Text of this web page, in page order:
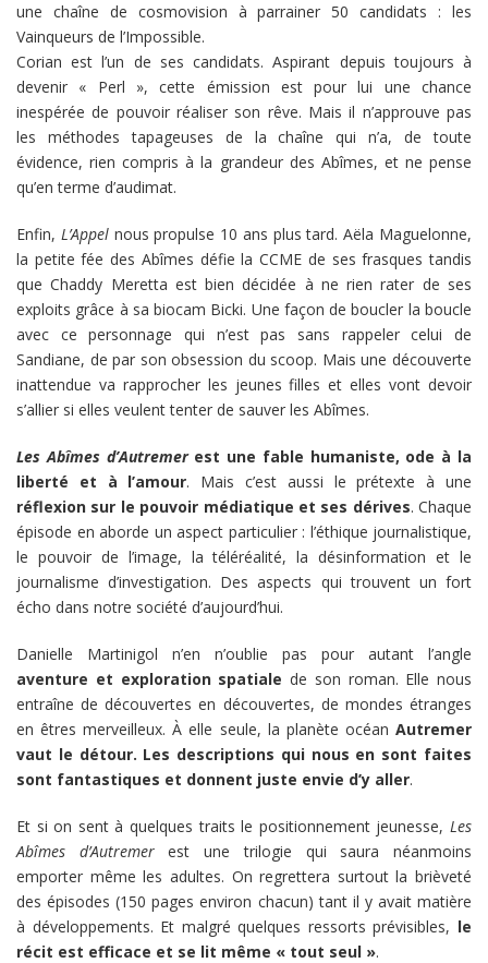
une chaîne de cosmovision à parrainer 50 candidats : les
Vainqueurs de l’Impossible.
Corian est l’un de ses candidats. Aspirant depuis toujours à
devenir « Perl », cette émission est pour lui une chance
inespérée de pouvoir réaliser son rêve. Mais il n’approuve pas
les méthodes tapageuses de la chaîne qui n’a, de toute
évidence, rien compris à la grandeur des Abîmes, et ne pense
qu’en terme d’audimat.
Enfin, L’Appelnous propulse 10 ans plus tard. Aëla Maguelonne,
la petite fée des Abîmes défie la CCME de ses frasques tandis
que Chaddy Meretta est bien décidée à ne rien rater de ses
exploits grâce à sa biocam Bicki. Une façon de boucler la boucle
avec ce personnage qui n’est pas sans rappeler celui de
Sandiane, de par son obsession du scoop. Mais une découverte
inattendue va rapprocher les jeunes filles et elles vont devoir
s’allier si elles veulent tenter de sauver les Abîmes.
Les Abîmes d’Autremerest une fable humaniste, ode à la
liberté et à l’amour. Mais c’est aussi le prétexte à une
réflexion sur le pouvoir médiatique et ses dérives. Chaque
épisode en aborde un aspect particulier : l’éthique journalistique,
le pouvoir de l’image, la téléréalité, la désinformation et le
journalisme d’investigation. Des aspects qui trouvent un fort
écho dans notre société d’aujourd’hui.
Danielle Martinigol n’en n’oublie pas pour autant l’angle
aventure et exploration spatiale de son roman. Elle nous
entraîne de découvertes en découvertes, de mondes étranges
en êtres merveilleux. À elle seule, la planète océan Autremer
vaut le détour. Les descriptions qui nous en sont faites
sont fantastiques et donnent juste envie d’y aller.
Et si on sent à quelques traits le positionnement jeunesse, Les
Abîmes d’Autremerest une trilogie qui saura néanmoins
emporter même les adultes. On regrettera surtout la brièveté
des épisodes (150 pages environ chacun) tant il y avait matière
à développements. Et malgré quelques ressorts prévisibles, le
récit est efficace et se lit même « tout seul ».